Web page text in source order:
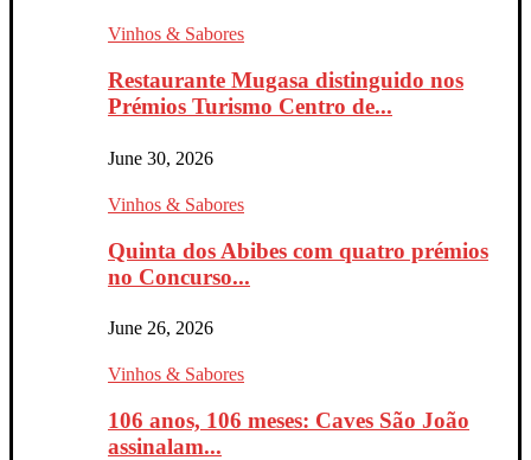
Vinhos & Sabores
Restaurante Mugasa distinguido nos
Prémios Turismo Centro de...
June 30, 2026
Vinhos & Sabores
Quinta dos Abibes com quatro prémios
no Concurso...
June 26, 2026
Vinhos & Sabores
106 anos, 106 meses: Caves São João
assinalam...